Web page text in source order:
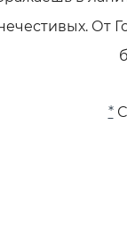
От
*